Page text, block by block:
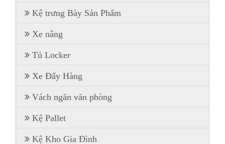
Kệ trưng Bày Sản Phẩm
Xe nâng
Tủ Locker
Xe Đẩy Hàng
Vách ngăn văn phòng
Kệ Pallet
Kệ Kho Gia Đình